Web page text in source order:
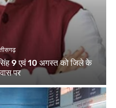
सिंह 9 एवं 10 अगस्त को जिले के
पर